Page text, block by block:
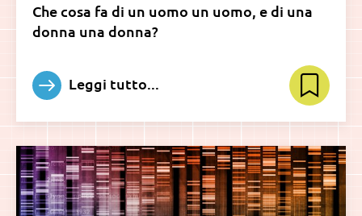
Che cosa fa di un uomo un uomo, e di una
donna una donna?
Leggi tutto...